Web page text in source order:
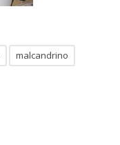
malcandrino